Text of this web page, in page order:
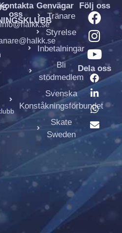
oss
info@halkk.se
Genvägar
Tränare
Styrelse
Inbetalningar
Bli
stödmedlem
Svenska
Konståkningsförbundet
Skate
Sweden
Följ oss
Dela oss